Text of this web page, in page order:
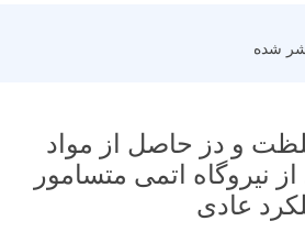
شده
و دز حاصل از مواد
از نیروگاه اتمی متسامور
عادی